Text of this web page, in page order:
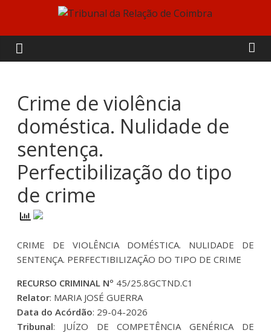
content
Tribunal
da
Relação
de
Coimbra
Crime de violência
doméstica. Nulidade de
sentença.
Perfectibilização do tipo
de crime
CRIME DE VIOLÊNCIA DOMÉSTICA. NULIDADE DE
SENTENÇA. PERFECTIBILIZAÇÃO DO TIPO DE CRIME
RECURSO CRIMINAL Nº 45/25.8GCTND.C1
Relator: MARIA JOSÉ GUERRA
Data do Acórdão: 29-04-2026
Tribunal: JUÍZO DE COMPETÊNCIA GENÉRICA DE